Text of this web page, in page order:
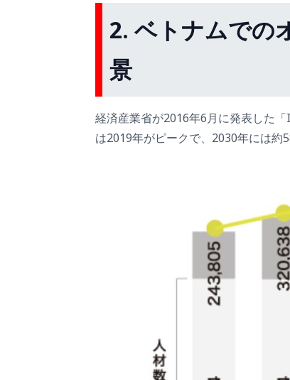
2.ベトナムでの
景
経済産業省が2016年6月に発表した
は2019年がピークで、2030年には約